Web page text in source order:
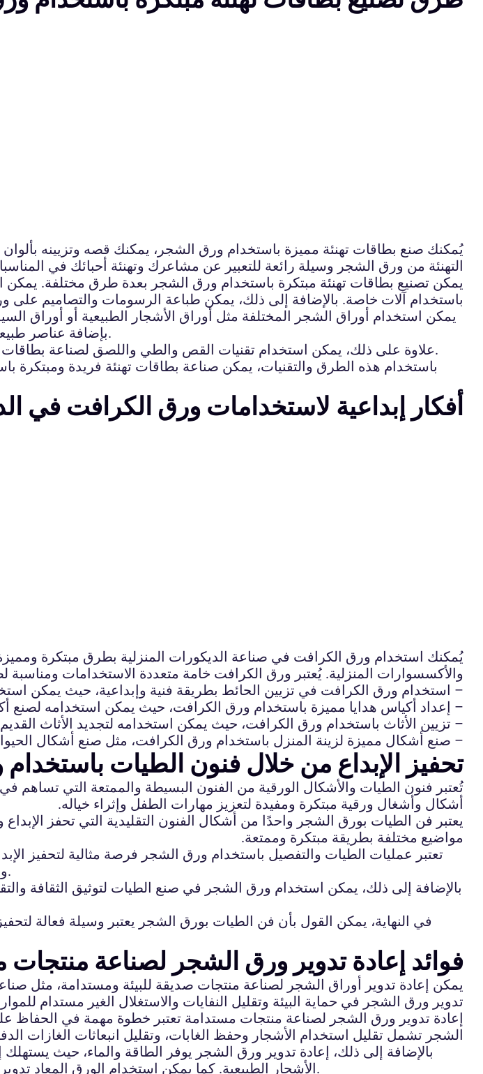
يُمكنك صنع بطاقات تهنئة مميزة باستخدام ورق الشجر، يمكنك قصه وتزيينه
التهنئة من ورق الشجر وسيلة رائعة للتعبير عن مشاعرك وتهنئة أحبائك في
يمكن تصنيع بطاقات تهنئة مبتكرة باستخدام ورق الشجر بعدة طرق مختلفة. يمكن
باستخدام آلات خاصة. بالإضافة إلى ذلك، يمكن طباعة الرسومات والتصاميم على
يمكن استخدام أوراق الشجر المختلفة مثل أوراق الأشجار الطبيعية أو أوراق
بإضافة عناصر طبيعية مثل الأوراق المجففة أو الأزهار الصغيرة لإضفاء لمسة جمالية على التصميم.
علاوة على ذلك، يمكن استخدام تقنيات القص والطي واللصق لصناعة بطاقات تهنئة ثلاثية الأبعاد باستخدام ورق الشجر، مما يمنحها مظهراً أكثر إبداعاً وتميزاً.
باستخدام هذه الطرق والتقنيات، يمكن صناعة بطاقات تهنئة فريدة ومبتكرة
أفكار إبداعية لاستخدامات ورق الكرافت في
يُمكنك استخدام ورق الكرافت في صناعة الديكورات المنزلية بطرق مبتكرة
والأكسسوارات المنزلية. يُعتبر ورق الكرافت خامة متعددة الاستخدامات ومناسبة
– استخدام ورق الكرافت في تزيين الحائط بطريقة فنية وإبداعية، حيث يمكن
– إعداد أكياس هدايا مميزة باستخدام ورق الكرافت، حيث يمكن استخدامه لصنع
– تزيين الأثاث باستخدام ورق الكرافت، حيث يمكن استخدامه لتجديد الأثاث
– صنع أشكال مميزة لزينة المنزل باستخدام ورق الكرافت، مثل صنع أشكال
تحفيز الإبداع من خلال فنون الطيات
تُعتبر فنون الطيات والأشكال الورقية من الفنون البسيطة والممتعة التي تساهم
أشكال وأشغال ورقية مبتكرة ومفيدة لتعزيز مهارات الطفل وإثراء خياله.
يعتبر فن الطيات بورق الشجر واحدًا من أشكال الفنون التقليدية التي تحفز
مواضيع مختلفة بطريقة مبتكرة وممتعة.
تعتبر عمليات الطيات والتفصيل باستخدام ورق الشجر فرصة مثالية لتحفيز
والتصميم. هذا يحفز الفرد على التفكير خارج الصندوق واستكشاف أفكار جديدة.
بالإضافة إلى ذلك، يمكن استخدام ورق الشجر في صنع الطيات لتوثيق الثقافة
في النهاية، يمكن القول بأن فن الطيات بورق الشجر يعتبر وسيلة فعالة
فوائد إعادة تدوير ورق الشجر لصناعة منتجات
يمكن إعادة تدوير أوراق الشجر لصناعة منتجات صديقة للبيئة ومستدامة، مثل
تدوير ورق الشجر في حماية البيئة وتقليل النفايات والاستغلال الغير مستدام
إعادة تدوير ورق الشجر لصناعة منتجات مستدامة تعتبر خطوة مهمة في الحفاظ على
الشجر تشمل تقليل استخدام الأشجار وحفظ الغابات، وتقليل انبعاثات الغازات
بالإضافة إلى ذلك، إعادة تدوير ورق الشجر يوفر الطاقة والماء، حيث
الأشجار الطبيعية. كما يمكن استخدام الورق المعاد تدويره لإنتاج منتجات مستدامة مثل الكرتون والأوراق القابلة للتحلل والمواد العازلة.